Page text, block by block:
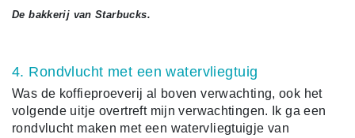
De bakkerij van Starbucks.
4. Rondvlucht met een watervliegtuig
Was de koffieproeverij al boven verwachting, ook het
volgende uitje overtreft mijn verwachtingen. Ik ga een
rondvlucht maken met een watervliegtuigje van